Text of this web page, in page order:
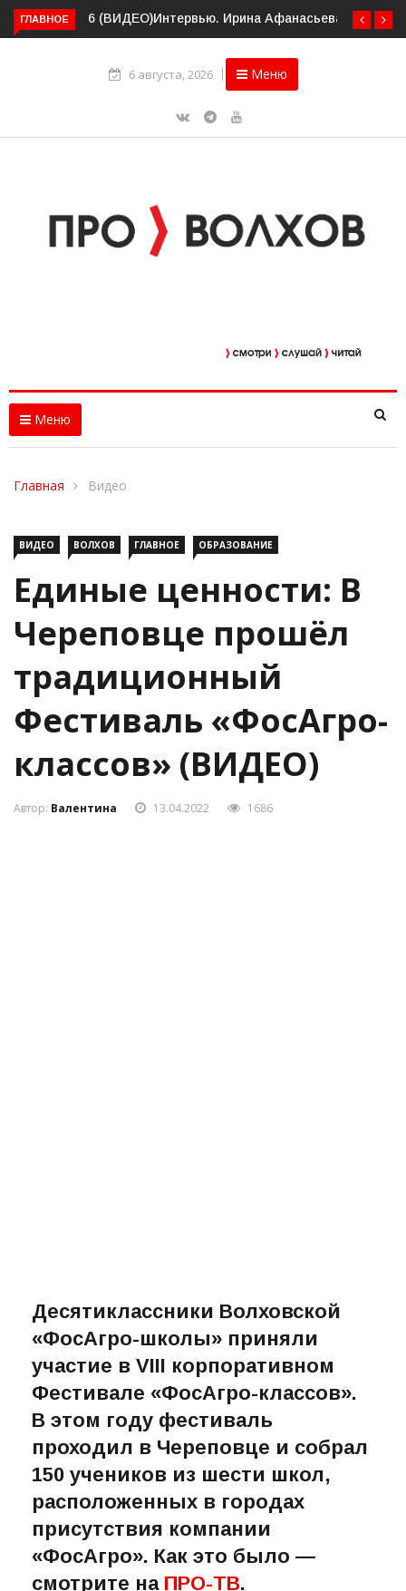
ГЛАВНОЕ
Интервью. Ирина Афанасьева о социальном контракте
6 августа, 2026
ВИДЕО ВОЛХОВ ГЛАВНОЕ ОБРАЗОВАНИЕ
Единые ценности: В
Череповце прошёл
традиционный
Фестиваль «ФосАгро-
классов» (ВИДЕО)
Десятиклассники Волховской
«ФосАгро-школы» приняли
участие в VIII корпоративном
Фестивале «ФосАгро-классов».
В этом году фестиваль
проходил в Череповце и собрал
150 учеников из шести школ,
расположенных в городах
присутствия компании